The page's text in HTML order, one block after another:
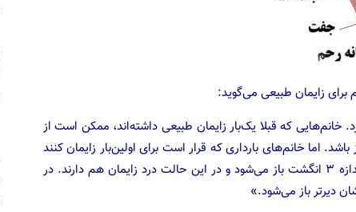
زایمان طبیعی می‌گوید:
که قبلا یک‌بار زایمان طبیعی داشته‌اند، ممکن است از
دهانه‌ی رحمشان به اندازه‌ی ۱ تا ۲ انگشت باز باشد. اما خانم‌‌های بارداری که قرار است برای اولین‌بار زایمان کنند
معمولا زمانی که در فاز زایمان قرار می‌گیرند، دهانه‌ی رحم‌شان اندازه ۳ انگشت باز می‌شود و در این حالت درد زایمان هم دارند. در
دیرتر باز می‌شود.»